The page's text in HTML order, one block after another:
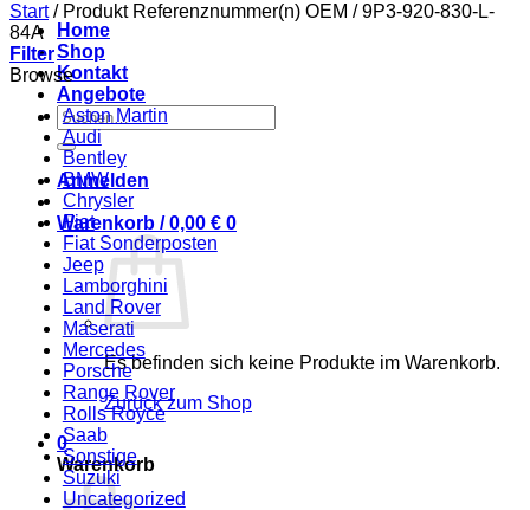
Home
Shop
Kontakt
Angebote
Suchen
nach:
Anmelden
Warenkorb /0,00 € 0
Es befinden sich keine Produkte im Warenkorb.
Zurück zum Shop
0
Warenkorb
Start /Produkt Referenznummer(n) OEM /9P3-920-830-L-
84A
Filter
Browse
Aston Martin
Audi
Bentley
BMW
Chrysler
Fiat
Fiat Sonderposten
Jeep
Lamborghini
Land Rover
Maserati
Mercedes
Porsche
Range Rover
Rolls Royce
Saab
Sonstige
Suzuki
Uncategorized